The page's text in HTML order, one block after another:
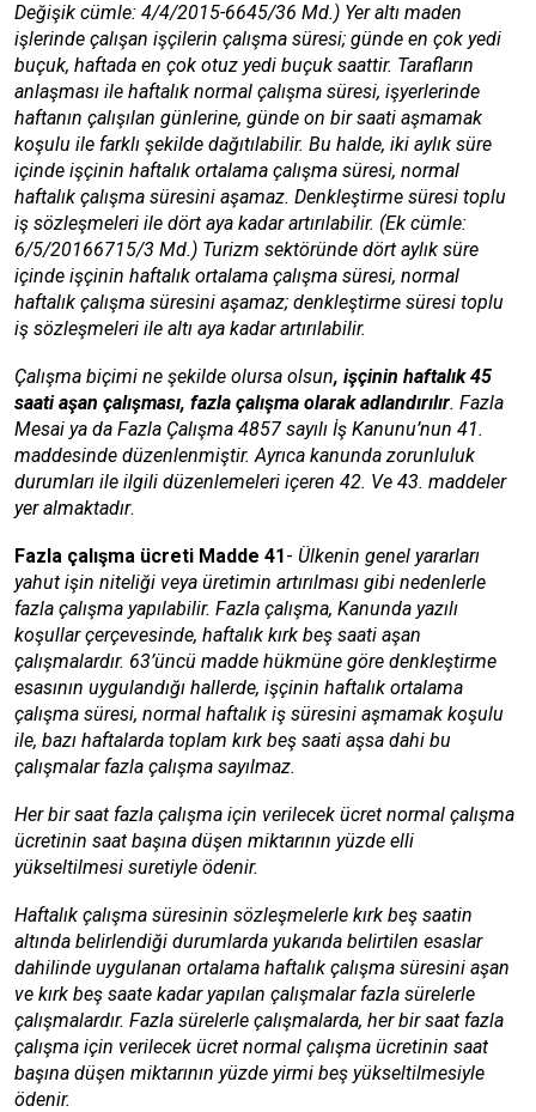
Değişik cümle: 4/4/2015-6645/36 Md.) Yer altı maden
işlerinde çalışan işçilerin çalışma süresi; günde en çok yedi
buçuk, haftada en çok otuz yedi buçuk saattir. Tarafların
anlaşması ile haftalık normal çalışma süresi, işyerlerinde
haftanın çalışılan günlerine, günde on bir saati aşmamak
koşulu ile farklı şekilde dağıtılabilir. Bu halde, iki aylık süre
içinde işçinin haftalık ortalama çalışma süresi, normal
haftalık çalışma süresini aşamaz. Denkleştirme süresi toplu
iş sözleşmeleri ile dört aya kadar artırılabilir. (Ek cümle:
6/5/20166715/3 Md.) Turizm sektöründe dört aylık süre
içinde işçinin haftalık ortalama çalışma süresi, normal
haftalık çalışma süresini aşamaz; denkleştirme süresi toplu
iş sözleşmeleri ile altı aya kadar artırılabilir.
Çalışma biçimi ne şekilde olursa olsun, işçinin haftalık 45
saati aşan çalışması, fazla çalışma olarak adlandırılır. Fazla
Mesai ya da Fazla Çalışma 4857 sayılı İş Kanunu’nun 41.
maddesinde düzenlenmiştir. Ayrıca kanunda zorunluluk
durumları ile ilgili düzenlemeleri içeren 42. Ve 43. maddeler
yer almaktadır.
Fazla çalışma ücreti Madde 41- Ülkenin genel yararları
yahut işin niteliği veya üretimin artırılması gibi nedenlerle
fazla çalışma yapılabilir. Fazla çalışma, Kanunda yazılı
koşullar çerçevesinde, haftalık kırk beş saati aşan
çalışmalardır. 63’üncü madde hükmüne göre denkleştirme
esasının uygulandığı hallerde, işçinin haftalık ortalama
çalışma süresi, normal haftalık iş süresini aşmamak koşulu
ile, bazı haftalarda toplam kırk beş saati aşsa dahi bu
çalışmalar fazla çalışma sayılmaz.
Her bir saat fazla çalışma için verilecek ücret normal çalışma
ücretinin saat başına düşen miktarının yüzde elli
yükseltilmesi suretiyle ödenir.
Haftalık çalışma süresinin sözleşmelerle kırk beş saatin
altında belirlendiği durumlarda yukarıda belirtilen esaslar
dahilinde uygulanan ortalama haftalık çalışma süresini aşan
ve kırk beş saate kadar yapılan çalışmalar fazla sürelerle
çalışmalardır. Fazla sürelerle çalışmalarda, her bir saat fazla
çalışma için verilecek ücret normal çalışma ücretinin saat
başına düşen miktarının yüzde yirmi beş yükseltilmesiyle
ödenir.